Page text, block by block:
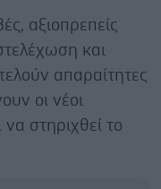
αξιοπρεπείς
και
απαραίτητες
οι νέοι
στηριχθεί το